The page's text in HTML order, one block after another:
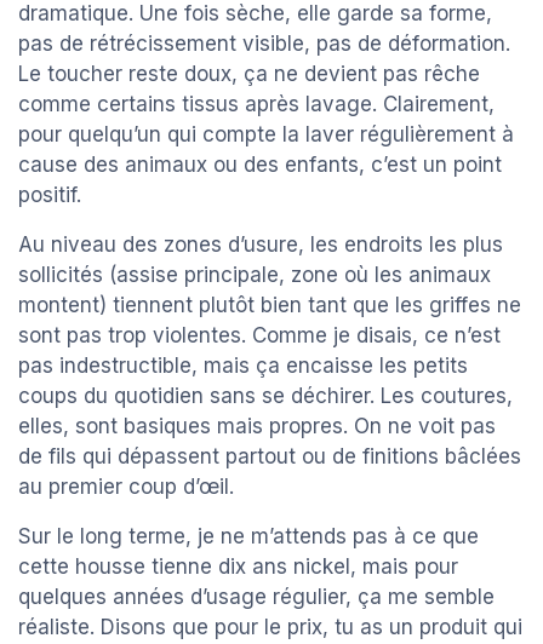
dramatique. Une fois sèche, elle garde sa forme,
pas de rétrécissement visible, pas de déformation.
Le toucher reste doux, ça ne devient pas rêche
comme certains tissus après lavage. Clairement,
pour quelqu’un qui compte la laver régulièrement à
cause des animaux ou des enfants, c’est un point
positif.
Au niveau des zones d’usure, les endroits les plus
sollicités (assise principale, zone où les animaux
montent) tiennent plutôt bien tant que les griffes ne
sont pas trop violentes. Comme je disais, ce n’est
pas indestructible, mais ça encaisse les petits
coups du quotidien sans se déchirer. Les coutures,
elles, sont basiques mais propres. On ne voit pas
de fils qui dépassent partout ou de finitions bâclées
au premier coup d’œil.
Sur le long terme, je ne m’attends pas à ce que
cette housse tienne dix ans nickel, mais pour
quelques années d’usage régulier, ça me semble
réaliste. Disons que pour le prix, tu as un produit qui